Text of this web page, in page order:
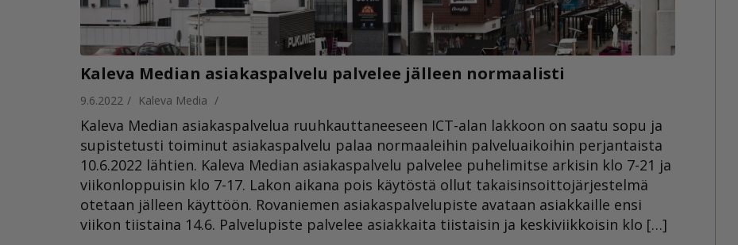
Kaleva Median asiakaspalvelu palvelee jälleen normaalisti
9.6.2022 / Kaleva Media /
Kaleva Median asiakaspalvelua ruuhkauttaneeseen ICT-alan lakkoon on saatu sopu ja
supistetusti toiminut asiakaspalvelu palaa normaaleihin palveluaikoihin perjantaista
10.6.2022 lähtien. Kaleva Median asiakaspalvelu palvelee puhelimitse arkisin klo 7-21 ja
viikonloppuisin klo 7-17. Lakon aikana pois käytöstä ollut takaisinsoittojärjestelmä
otetaan jälleen käyttöön. Rovaniemen asiakaspalvelupiste avataan asiakkaille ensi
viikon tiistaina 14.6. Palvelupiste palvelee asiakkaita tiistaisin ja keskiviikkoisin klo […]